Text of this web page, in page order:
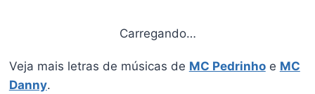
Carregando…
Veja mais letras de músicas de MC Pedrinhoe MC
Danny.